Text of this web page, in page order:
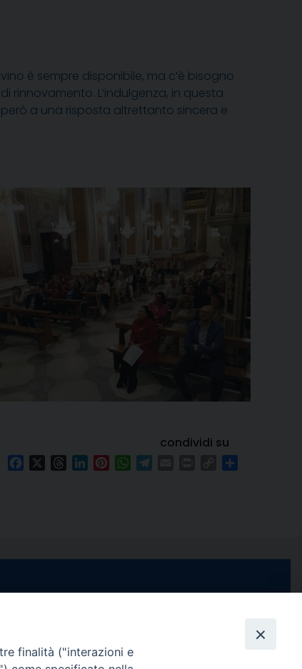
è sempre disponibile, ma c’è bisogno
L’indulgenza, in questa
a una risposta altrettanto sincera e
condividi su
FacebookThreadsLinkedInPinterestWhatsApp
Copy
YouTube
Channel
Feed
finalità ("interazioni e